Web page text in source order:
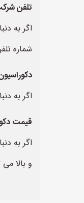
تلفن
اگر به
شماره
اگر به
قیمت
اگر به
و بالا